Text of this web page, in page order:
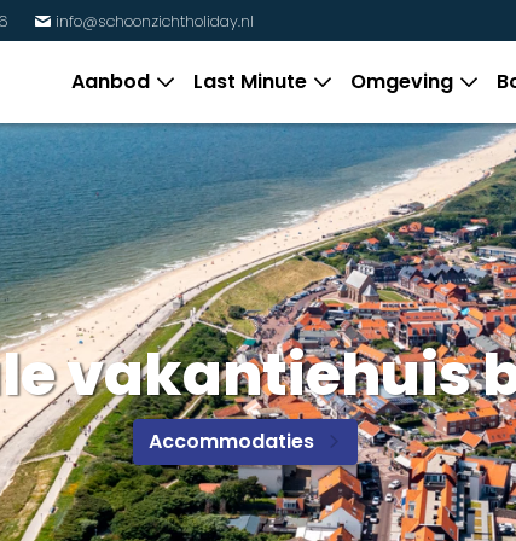
% info@schoonzichtholiday.nl
Aanbod Last Minute Omgeving
Accommodaties I